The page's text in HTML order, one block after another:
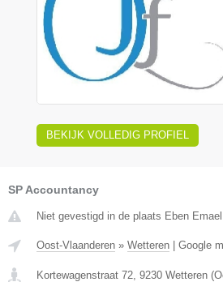
BEKIJK VOLLEDIG PROFIEL
SP Accountancy
Niet gevestigd in de plaats Eben
Oost-Vlaanderen » Wetteren Google
Kortewagenstraat 72 9230 Wetteren (